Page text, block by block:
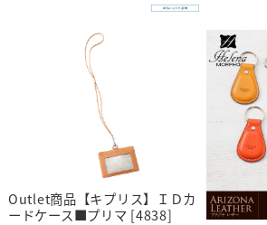
Outlet商品【キプリス】ＩＤカ
ードケース■プリマ [4838]